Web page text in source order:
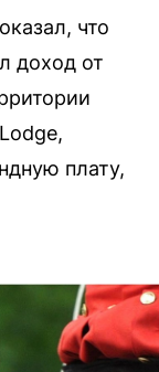
что
доход от
плату,